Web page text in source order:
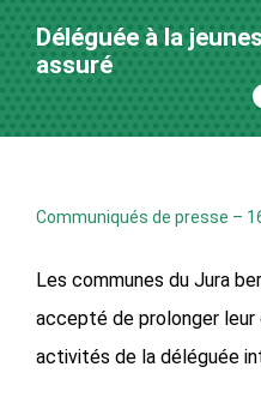
Déléguée à la
assuré
Communiqués de presse –
Les communes du Jura
accepté de prolonger
activités de la déléguée